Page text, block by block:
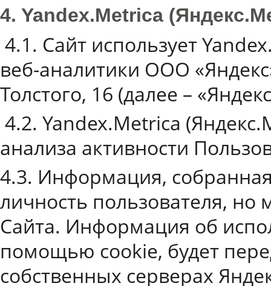
4. Yandex.Metrica
4.1. Сайт использует
веб-аналитики ООО
Толстого, 16 (далее –
4.2. Yandex.Metrica
анализа активности
4.3. Информация,
личность пользователя,
Сайта. Информация об
помощью cookie, будет
собственных серверах